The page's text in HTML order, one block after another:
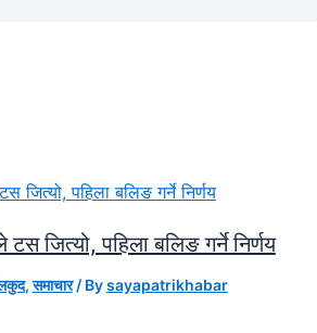
टस जित्यो, पहिला बलिङ गर्ने निर्णय
,समाचार/ Bysayapatrikhabar